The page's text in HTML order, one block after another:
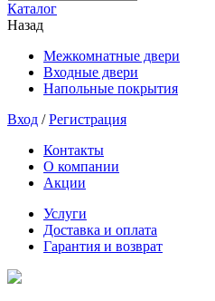
Каталог
Назад
Межкомнатные двери
Входные двери
Напольные покрытия
Вход /Регистрация
Контакты
О компании
Акции
Услуги
Доставка и оплата
Гарантия и возврат